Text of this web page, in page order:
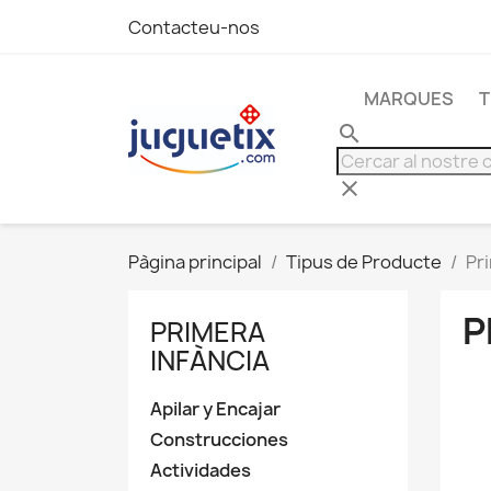
Contacteu-nos
MARQUES
search
clear
Pàgina principal Tipus de Producte
PRIMERA
INFÀNCIA
Apilar y Encajar
Construcciones
Actividades